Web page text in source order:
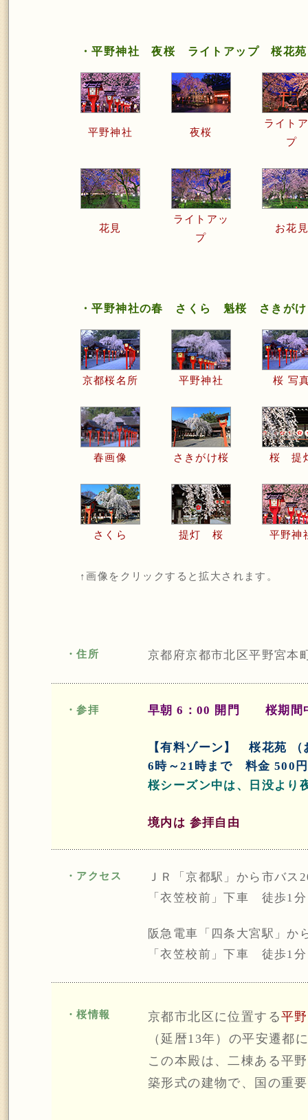
・平野神社 夜桜 ライトアップ 桜花
平野神社 夜桜
ライト
プ
花見
ライトアッ
プ
お花
・平野神社の春 さくら 魁桜 さきがけ
京都桜名所 平野神社 桜 写
春画像 さきがけ桜 桜 提
さくら 提灯 桜 平野神
↑画像をクリックすると拡大されます。
・住所 京都府京都市北区平野宮本
・参拝 早朝 6：00 開門 桜期間
【有料ゾーン】 桜花苑 （
6時～21時まで 料金 500
桜シーズン中は、日没より
境内は 参拝自由
・アクセス
ＪＲ「京都駅」から市バス
「衣笠校前」下車 徒歩1分
阪急電車「四条大宮駅」か
「衣笠校前」下車 徒歩1分
・桜情報 京都市北区に位置する平
（延暦13年）の平安遷都
この本殿は、二棟ある平
築形式の建物で、国の重